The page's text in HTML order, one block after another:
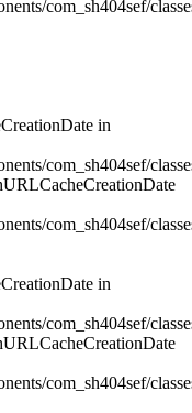
com_sh404sef/
in
com_sh404sef/
com_sh404sef/
in
com_sh404sef/
com_sh404sef/